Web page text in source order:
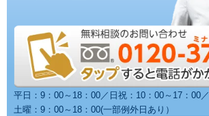
平日：9：00～18：00／日祝：10：00～17：00／
土曜：9：00～18：00(一部例外日あり）